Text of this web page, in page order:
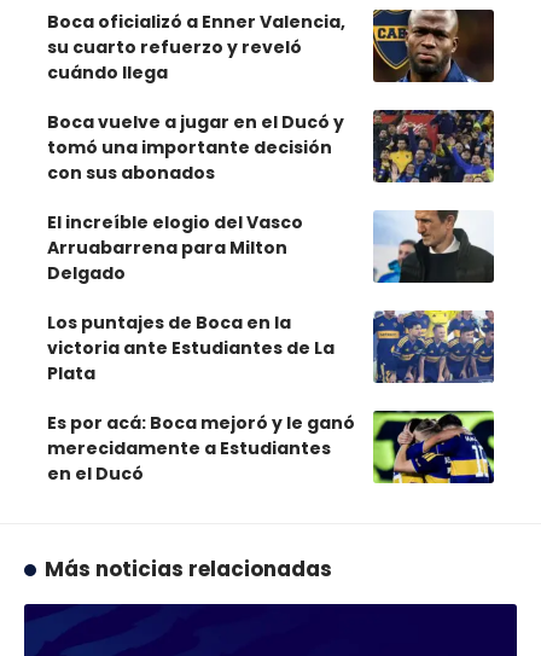
Boca oficializó a Enner Valencia,
su cuarto refuerzo y reveló
cuándo llega
Boca vuelve a jugar en el Ducó y
tomó una importante decisión
con sus abonados
El increíble elogio del Vasco
Arruabarrena para Milton
Delgado
Los puntajes de Boca en la
victoria ante Estudiantes de La
Plata
Es por acá: Boca mejoró y le ganó
merecidamente a Estudiantes
en el Ducó
Más noticias relacionadas